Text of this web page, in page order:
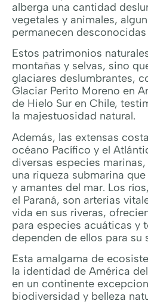
alberga una cantidad
vegetales y animales,
permanecen
Estos patrimonios
montañas y selvas, sino
glaciares deslumbrantes,
Glaciar Perito Moreno en
de Hielo Sur en Chile,
la majestuosidad natural.
Además, las extensas
océano Pacífico y el
diversas especies
una riqueza submarina
y amantes del mar. Los
el Paraná, son arterias
vida en sus riveras,
para especies acuáticas y
dependen de ellos para su
Esta amalgama de
la identidad de América
en un continente
biodiversidad y belleza